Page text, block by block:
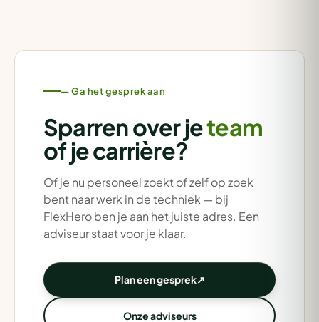
— Ga het gesprek aan
Sparren over jeteam
of je carrière?
Of je nu personeel zoekt of zelf op zoek
bent naar werk in de techniek — bij
FlexHero ben je aan het juiste adres. Een
adviseur staat voor je klaar.
Plan een gesprek↗
Onze adviseurs